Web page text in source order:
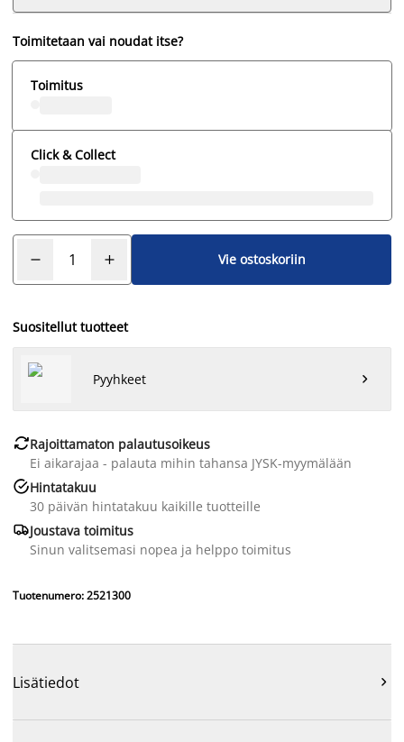
Toimitetaan vai noudat itse?
Toimitus
Click & Collect
Vie ostoskoriin
Suositellut tuotteet
Pyyhkeet 
Rajoittamaton palautusoikeus
Ei aikarajaa - palauta mihin tahansa JYSK-myymälään
Hintatakuu
30 päivän hintatakuu kaikille tuotteille
Joustava toimitus
Sinun valitsemasi nopea ja helppo toimitus
Tuotenumero: 2521300
Lisätiedot 